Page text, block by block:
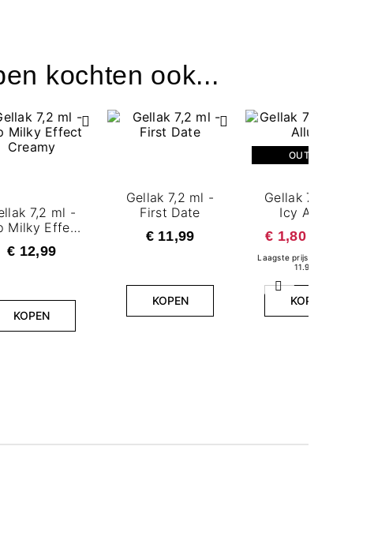
kochten ook...
Volgende
7,2 ml -
Milky Effect
€ 12,99
KOPEN
Gellak 7,2 ml -
First Date
€ 11,99
KOPEN
OUTLET
Gellak 7,2 ml -
Icy Allure
€ 1,80
Laagste prijs in 30 dagen:
11.99 €
KOPEN